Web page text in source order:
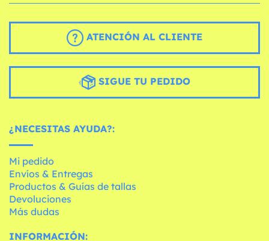
ATENCIÓN AL CLIENTE
SIGUE TU PEDIDO
¿NECESITAS AYUDA?:
Mi pedido
Envíos & Entregas
Productos & Guías de tallas
Devoluciones
Más dudas
INFORMACIÓN: